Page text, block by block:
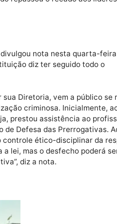
repassou o recado
divulgou nota nesta